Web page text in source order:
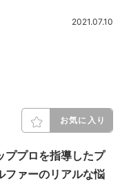
2021.07.10
お気に入り
ププロを指導したプ
ファーのリアルな悩